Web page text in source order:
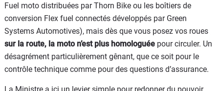
Fuel moto distribuées par Thorn Bike ou les boîtiers de
conversion Flex fuel connectés développés par Green
Systems Automotives), mais dès que vous posez vos roues
sur la route, la moto n’est plus homologuée pour circuler. Un
désagrément particulièrement gênant, que ce soit pour le
contrôle technique comme pour des questions d’assurance.
La Ministre a ici un levier simple pour redonner du pouvoir